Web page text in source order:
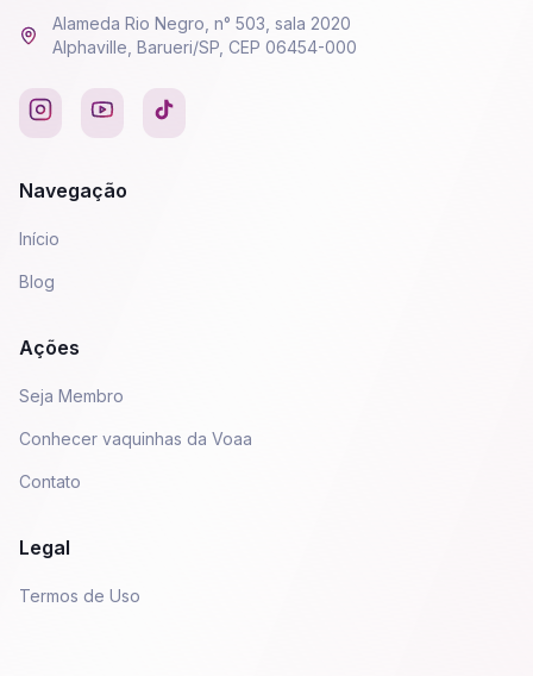
Alameda Rio Negro, n° 503, sala 2020
Alphaville, Barueri/SP, CEP 06454-000
Navegação
Início
Blog
Ações
Seja Membro
Conhecer vaquinhas da Voaa
Contato
Legal
Termos de Uso